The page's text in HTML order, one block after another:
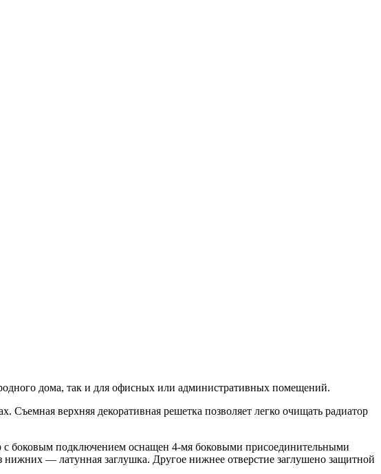
дома, так и для офисных или административных помещений.
верхняя декоративная решетка позволяет легко очищать радиатор
с боковым подключением оснащен 4-мя боковыми присоединительными
нижних — латунная заглушка. Другое нижнее отверстие заглушено защитной